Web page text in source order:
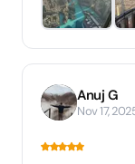
Anuj G
Nov 17,